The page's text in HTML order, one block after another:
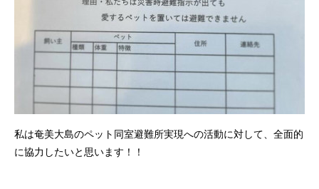
私は奄美大島のペット同室避難所実現への活動に対して、全面的
に協力したいと思います！！